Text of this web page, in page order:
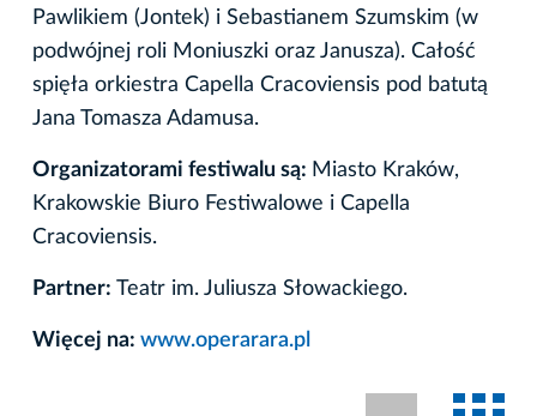
Pawlikiem (Jontek) i Sebastianem Szumskim (w
podwójnej roli Moniuszki oraz Janusza). Całość
spięła orkiestra Capella Cracoviensis pod batutą
Jana Tomasza Adamusa.
Organizatorami festiwalu są: Miasto Kraków,
Krakowskie Biuro Festiwalowe i Capella
Cracoviensis.
Partner: Teatr im. Juliusza Słowackiego.
Więcej na: www.operarara.pl